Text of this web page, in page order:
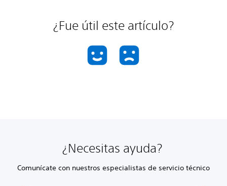
¿Fue útil este artículo?
¿Necesitas ayuda?
Comunícate con nuestros especialistas de servicio técnico